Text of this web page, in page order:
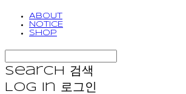
ABOUT
NOTICE
SHOP
Search
검색
Log In 로그인